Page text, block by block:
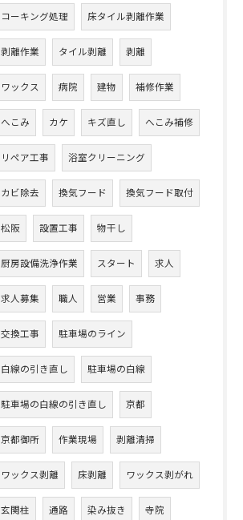
コーキング処理 床タイル剥離作業
剥離作業 タイル剥離 剥離
ワックス 病院 建物 補修作業
へこみ カケ キズ直し へこみ補修
リペア工事 浴室クリーニング
カビ除去 換気フード 換気フード取付
松阪 設置工事 物干し
厨房設備洗浄作業 スタート 求人
求人募集 職人 営業 事務
交換工事 駐車場のライン
白線の引き直し 駐車場の白線
駐車場の白線の引き直し 京都
京都御所 作業現場 剥離清掃
ワックス剥離 床剥離 ワックス剥がれ
玄関柱 通路 染み抜き 寺院